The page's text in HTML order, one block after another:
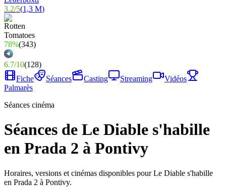
3.2/5(1,3 M)
78%(343)
6.7/10(128)
Fiche
Séances Casting Streaming
Vidéos
Palmarès
Séances cinéma
Séances de Le Diable s'habille
en Prada 2 à Pontivy
Horaires, versions et cinémas disponibles pour Le Diable s'habille
en Prada 2 à Pontivy.